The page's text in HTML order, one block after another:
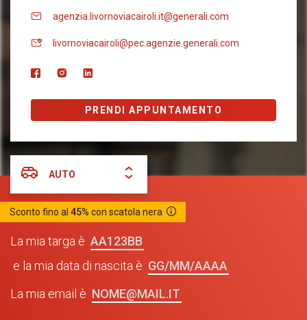
agenzia.livornoviacairoli.it@generali.com
livornoviacairoli@pec.agenzie.generali.com
PRENDI APPUNTAMENTO
AUTO
Sconto fino al 45% con scatola nera
La mia targa è
AA123BB
e la mia data di nascita è
GG/MM/AAAA
La mia email è NOME@MAIL.IT